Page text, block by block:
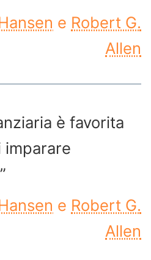
e Robert G.
Allen
è favorita
imparare
e Robert G.
Allen